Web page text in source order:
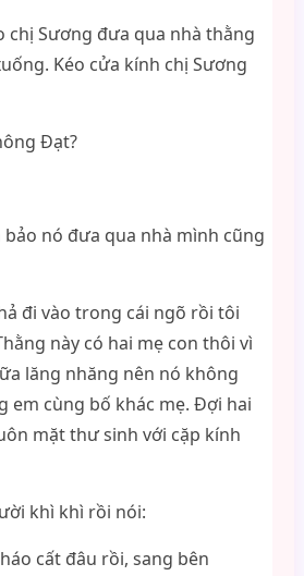
chị Sương đưa qua nhà thằng
Kéo cửa kính chị Sương
Đạt?
bảo nó đưa qua nhà mình cũng
đi vào trong cái ngõ rồi tôi
này có hai mẹ con thôi vì
lăng nhăng nên nó không
em cùng bố khác mẹ. Đợi hai
mặt thư sinh với cặp kính
khì khì rồi nói:
cất đâu rồi, sang bên